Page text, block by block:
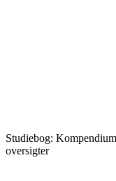
Studiebog:
oversigter